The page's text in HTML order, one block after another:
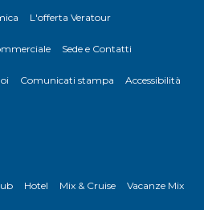
L'offerta Veratour
Sede e Contatti
Comunicati stampa Accessibilità
Hotel Mix & Cruise Vacanze Mix